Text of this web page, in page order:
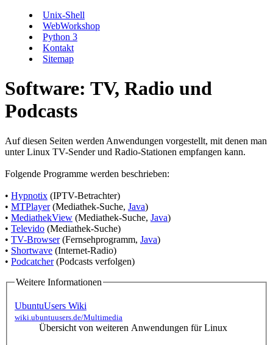
Unix-Shell
WebWorkshop
Python 3
Kontakt
Sitemap
Software: TV, Radio und
Podcasts
Auf diesen Seiten werden Anwendungen vorgestellt, mit denen man
unter Linux TV-Sender und Radio-Stationen empfangen kann.
Folgende Programme werden beschrieben:
• Hypnotix (IPTV-Betrachter)
• MTPlayer(Mediathek-Suche, Java)
• MediathekView (Mediathek-Suche, Java)
• Televido (Mediathek-Suche)
• TV-Browser(Fernsehprogramm, Java)
• Shortwave (Internet-Radio)
• Podcatcher(Podcasts verfolgen)
Weitere Informationen
UbuntuUsers Wiki
wiki.ubuntuusers.de/Multimedia
Übersicht von weiteren Anwendungen für Linux